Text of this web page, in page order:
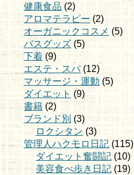
健康食品 (2)
アロマテラピー(2)
オーガニックコスメ (5)
バスグッズ (5)
下着 (9)
エステ・スパ(12)
マッサージ・運動 (5)
ダイエット (9)
書籍 (2)
ブランド別 (3)
ロクシタン (3)
管理人ハクモロ日記 (115)
ダイエット奮闘記 (10)
美容食べ歩き日記 (19)